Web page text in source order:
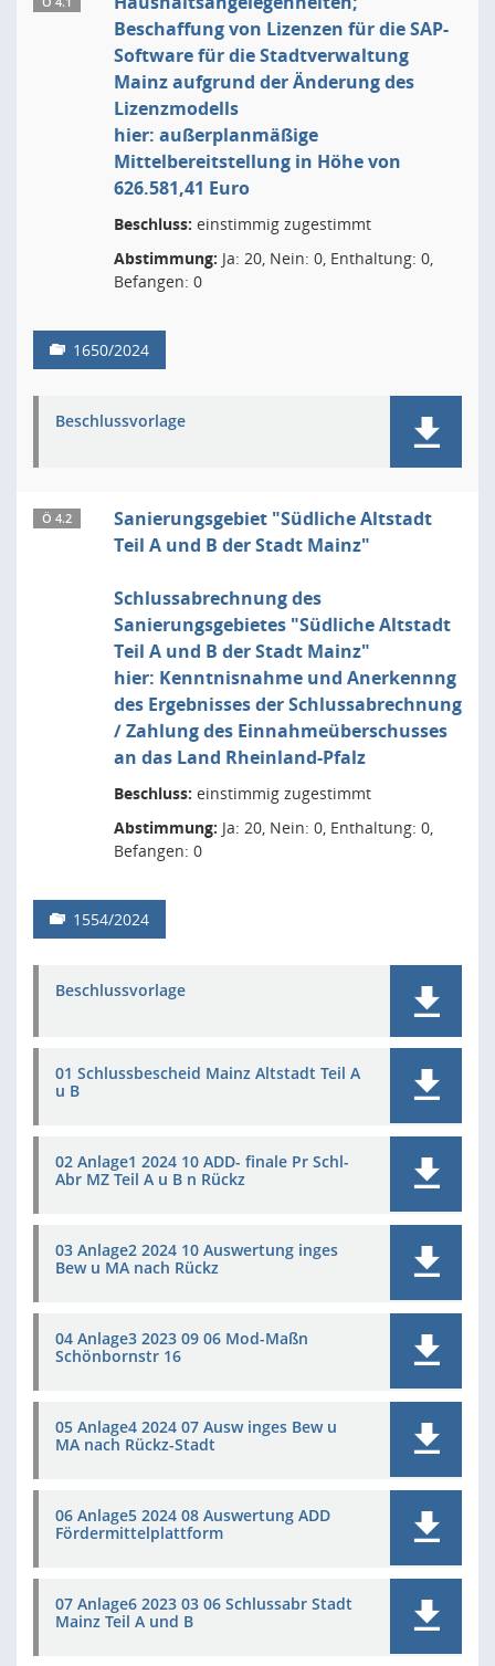
Beschaffung von Lizenzen für die SAP-
Software für die Stadtverwaltung
Mainz aufgrund der Änderung des
Lizenzmodells
hier: außerplanmäßige
Mittelbereitstellung in Höhe von
626.581,41 Euro
Beschluss: einstimmig zugestimmt
Abstimmung: Ja: 20, Nein: 0, Enthaltung: 0,
Befangen: 0
1650/2024
Beschlussvorlage
Ö 4.2
Sanierungsgebiet "Südliche Altstadt
Teil A und B der Stadt Mainz"
Schlussabrechnung des
Sanierungsgebietes "Südliche Altstadt
Teil A und B der Stadt Mainz"
hier: Kenntnisnahme und Anerkennng
des Ergebnisses der Schlussabrechnung
/ Zahlung des Einnahmeüberschusses
an das Land Rheinland-Pfalz
Beschluss: einstimmig zugestimmt
Abstimmung: Ja: 20, Nein: 0, Enthaltung: 0,
Befangen: 0
1554/2024
Beschlussvorlage
01 Schlussbescheid Mainz Altstadt Teil A
u B
02 Anlage1 2024 10 ADD- finale Pr Schl-
Abr MZ Teil A u B n Rückz
03 Anlage2 2024 10 Auswertung inges
Bew u MA nach Rückz
04 Anlage3 2023 09 06 Mod-Maßn
Schönbornstr 16
05 Anlage4 2024 07 Ausw inges Bew u
MA nach Rückz-Stadt
06 Anlage5 2024 08 Auswertung ADD
Fördermittelplattform
07 Anlage6 2023 03 06 Schlussabr Stadt
Mainz Teil A und B